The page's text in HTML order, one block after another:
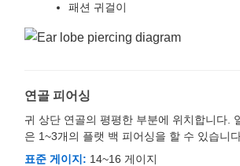
패션 귀걸이
연골 피어싱
귀 상단 연골의 평평한 부분에 위치합니다.
은 1~3개의 플랫 백 피어싱을 할 수 있습니
표준 게이지: 14~16 게이지